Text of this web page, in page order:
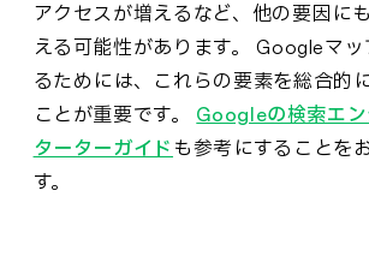
アクセスが増えるなど、他の要因に
える可能性があります。 Googleマ
るためには、これらの要素を総合的
ことが重要です。 Googleの検索エ
ターターガイド も参考にすることを
す。